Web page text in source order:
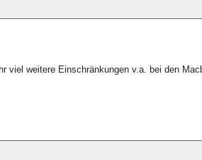
viel weitere Einschränkungen v.a. bei den